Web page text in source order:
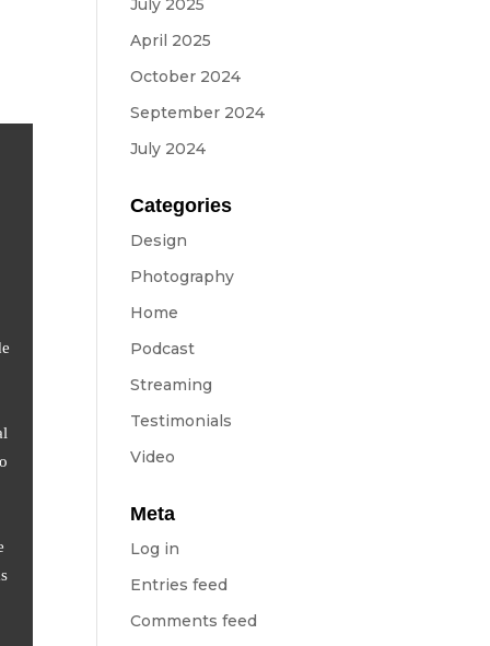
July 2025
April 2025
October 2024
September 2024
July 2024
Categories
Design
Photography
Home
Podcast
Streaming
Testimonials
Video
Meta
Log in
Entries feed
Comments feed